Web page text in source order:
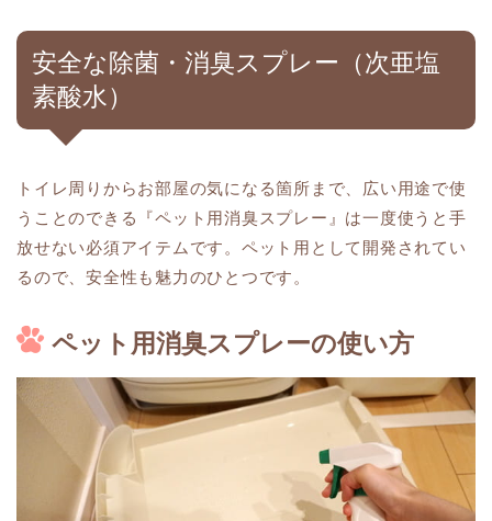
安全な除菌・消臭スプレー（次亜塩
素酸水）
トイレ周りからお部屋の気になる箇所まで、広い用途で使
うことのできる『ペット用消臭スプレー』は一度使うと手
放せない必須アイテムです。ペット用として開発されてい
るので、安全性も魅力のひとつです。
ペット用消臭スプレーの使い方